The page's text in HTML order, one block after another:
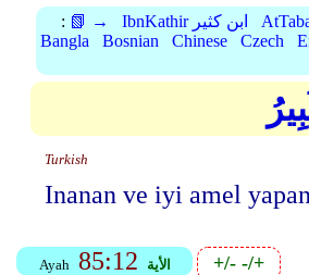
: 📗 → IbnKathir ابن كثير
Bangla
Bosnian Chinese Czech
Turkish
Inanan ve iyi amel
Ayah 85:12 الأية +/--/+